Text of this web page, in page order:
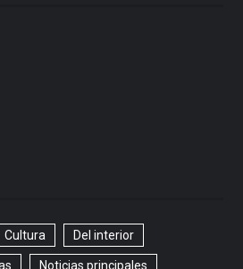
Cultura Del interior
Noticias principales